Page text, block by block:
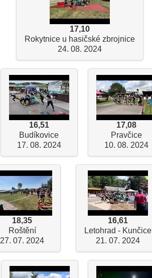
17,10
Rokytnice u hasičské zbrojnice
24. 08. 2024
16,51
Budíkovice
17. 08. 2024
17,08
Pravčice
10. 08. 2024
18,35
Roštění
27. 07. 2024
16,61
Letohrad - Kunčice
21. 07. 2024